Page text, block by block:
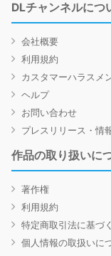
DLチャンネルにつ
会社概要
利用規約
カスタマーハラスメ
ヘルプ
お問い合わせ
プレスリリース・情
作品の取り扱いに
著作権
利用規約
特定商取引法に基づ
個人情報の取扱いに